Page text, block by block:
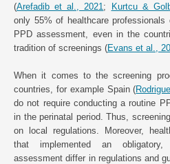
(Arefadib et al., 2021 ; Kurtcu &
only 55% of healthcare professionals
PPD assessment, even in the
tradition of screenings (Evans et al.,
When it comes to the screening
countries, for example Spain (
do not require conducting a routine
in the perinatal period. Thus,
on local regulations. Moreover,
that implemented an
assessment differ in regulations and